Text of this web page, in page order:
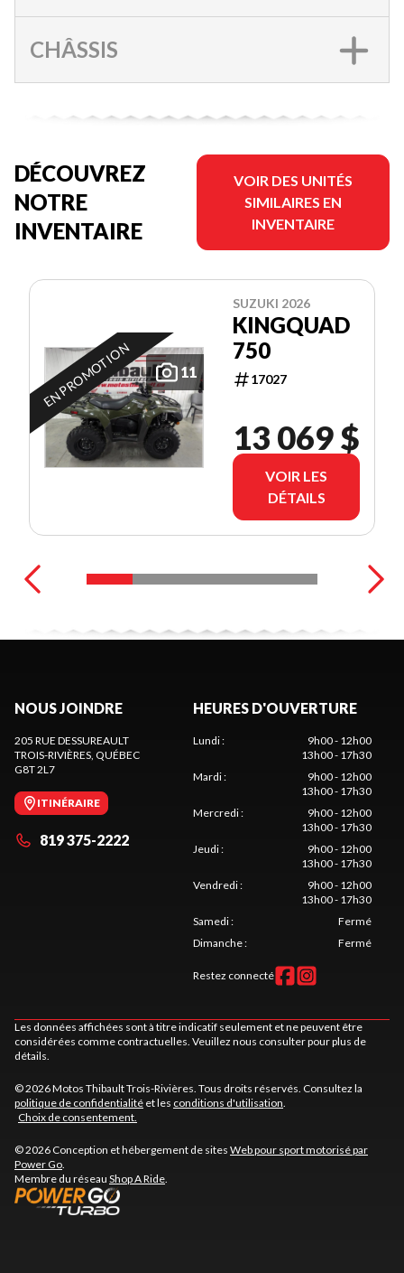
CHÂSSIS
DÉCOUVREZ
NOTRE
INVENTAIRE
VOIR DES UNITÉS
SIMILAIRES EN
INVENTAIRE
11
EN PROMOTION
SUZUKI 2026
KINGQUAD
750
17027
13 069 $
VOIR LES
DÉTAILS
NOUS JOINDRE
205 RUE DESSUREAULT
TROIS-RIVIÈRES , QUÉBEC
G8T 2L7
ITINÉRAIRE
819 375-2222
HEURES D'OUVERTURE
Lundi:
9h00 - 12h00
13h00 - 17h30
Mardi:
9h00 - 12h00
13h00 - 17h30
Mercredi:
9h00 - 12h00
13h00 - 17h30
Jeudi:
9h00 - 12h00
13h00 - 17h30
Vendredi:
9h00 - 12h00
13h00 - 17h30
Samedi:
Fermé
Dimanche: Fermé
Restez connecté
Les données affichées sont à titre indicatif seulement et ne peuvent être
considérées comme contractuelles. Veuillez nous consulter pour plus de
détails.
© 2026 Motos Thibault Trois-Rivières. Tous droits réservés. Consultez la
politique de confidentialité et les conditions d'utilisation
Choix de consentement.
© 2026 Conception et hébergement de sites Web pour sport motorisé par
Power Go
Membre du réseau Shop A Ride